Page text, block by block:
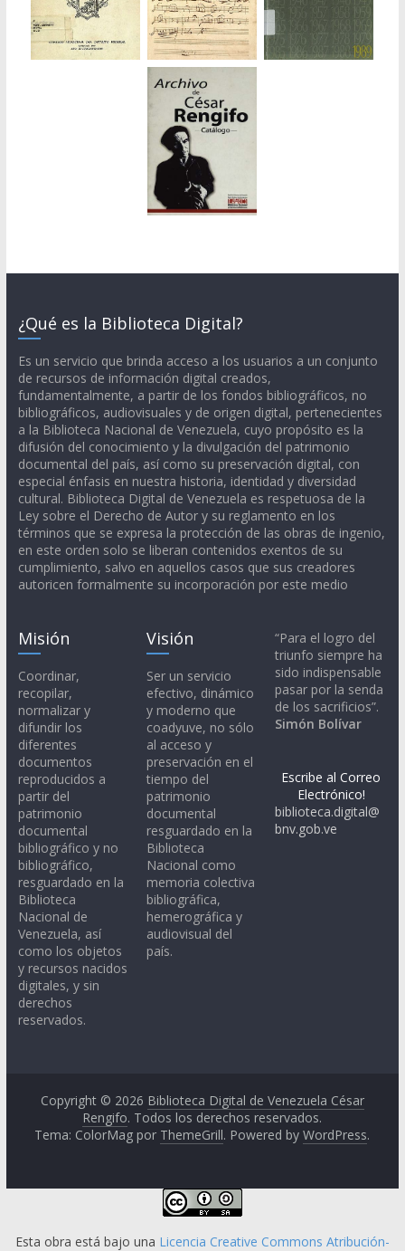
¿Qué es la Biblioteca Digital?
Es un servicio que brinda acceso a los usuarios a un conjunto
de recursos de información digital creados,
fundamentalmente, a partir de los fondos bibliográficos, no
bibliográficos, audiovisuales y de origen digital, pertenecientes
a la Biblioteca Nacional de Venezuela, cuyo propósito es la
difusión del conocimiento y la divulgación del patrimonio
documental del país, así como su preservación digital, con
especial énfasis en nuestra historia, identidad y diversidad
cultural. Biblioteca Digital de Venezuela es respetuosa de la
Ley sobre el Derecho de Autor y su reglamento en los
términos que se expresa la protección de las obras de ingenio,
en este orden solo se liberan contenidos exentos de su
cumplimiento, salvo en aquellos casos que sus creadores
autoricen formalmente su incorporación por este medio
Misión
Coordinar,
recopilar,
normalizar y
difundir los
diferentes
documentos
reproducidos a
partir del
patrimonio
documental
bibliográfico y no
bibliográfico,
resguardado en la
Biblioteca
Nacional de
Venezuela, así
como los objetos
y recursos nacidos
digitales, y sin
derechos
reservados.
Visión
Ser un servicio
efectivo, dinámico
y moderno que
coadyuve, no sólo
al acceso y
preservación en el
tiempo del
patrimonio
documental
resguardado en la
Biblioteca
Nacional como
memoria colectiva
bibliográfica,
hemerográfica y
audiovisual del
país.
“Para el logro del
triunfo siempre ha
sido indispensable
pasar por la senda
de los sacrificios”.
Simón Bolívar
Escribe al Correo
Electrónico!
biblioteca.digital@
bnv.gob.ve
Copyright © 2026 Biblioteca Digital de Venezuela César
Rengifo. Todos los derechos reservados.
Tema: ColorMag por ThemeGrill. Powered byWordPress.
Esta obra está bajo una Licencia Creative Commons Atribución-